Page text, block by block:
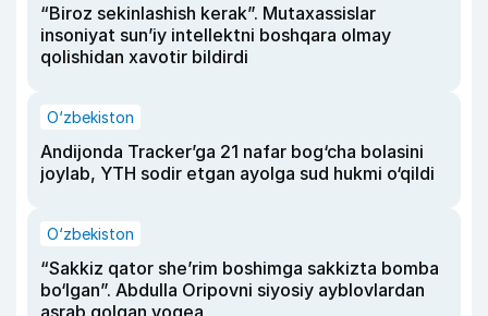
“Biroz sekinlashish kerak”. Mutaxassislar
insoniyat sun’iy intellektni boshqara olmay
qolishidan xavotir bildirdi
O‘zbekiston
Andijonda Tracker’ga 21 nafar bog‘cha bolasini
joylab, YTH sodir etgan ayolga sud hukmi o‘qildi
O‘zbekiston
“Sakkiz qator she’rim boshimga sakkizta bomba
bo‘lgan”. Abdulla Oripovni siyosiy ayblovlardan
asrab qolgan voqea